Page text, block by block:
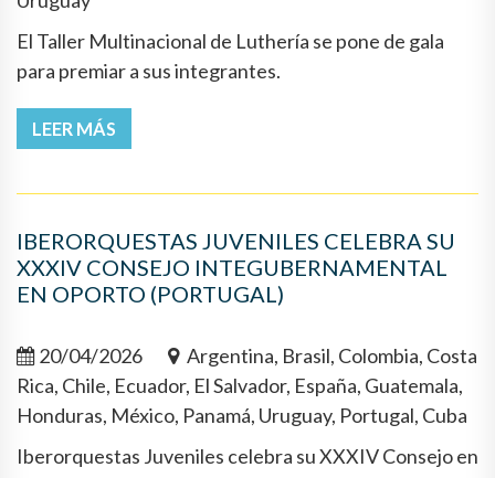
El Taller Multinacional de Luthería se pone de gala
para premiar a sus integrantes.
LEER MÁS
IBERORQUESTAS JUVENILES CELEBRA SU
XXXIV CONSEJO INTEGUBERNAMENTAL
EN OPORTO (PORTUGAL)
20/04/2026
Argentina, Brasil, Colombia, Costa
Rica, Chile, Ecuador, El Salvador, España, Guatemala,
Honduras, México, Panamá, Uruguay, Portugal, Cuba
Iberorquestas Juveniles celebra su XXXIV Consejo en